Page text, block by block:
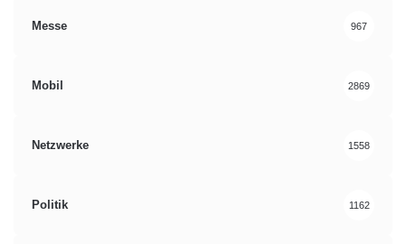
Messe 967
Mobil 2869
Netzwerke 1558
Politik 1162